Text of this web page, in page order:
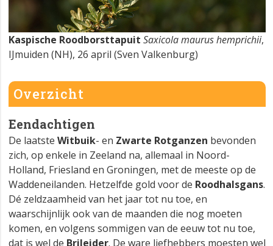
Kaspische Roodborsttapuit Saxicola maurus hemprichii,
IJmuiden (NH), 26 april (Sven Valkenburg)
Overzicht
Eendachtigen
De laatste Witbuik- en Zwarte Rotganzen bevonden
zich, op enkele in Zeeland na, allemaal in Noord-
Holland, Friesland en Groningen, met de meeste op de
Waddeneilanden. Hetzelfde gold voor de Roodhalsgans.
Dé zeldzaamheid van het jaar tot nu toe, en
waarschijnlijk ook van de maanden die nog moeten
komen, en volgens sommigen van de eeuw tot nu toe,
dat is wel de Brileider. De ware liefhebbers moesten wel